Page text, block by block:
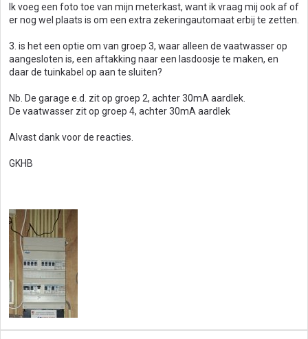
Ik voeg een foto toe van mijn meterkast, want ik vraag mij ook af of
er nog wel plaats is om een extra zekeringautomaat erbij te zetten.
3. is het een optie om van groep 3, waar alleen de vaatwasser op
aangesloten is, een aftakking naar een lasdoosje te maken, en
daar de tuinkabel op aan te sluiten?
Nb. De garage e.d. zit op groep 2, achter 30mA aardlek.
De vaatwasser zit op groep 4, achter 30mA aardlek
Alvast dank voor de reacties.
GKHB